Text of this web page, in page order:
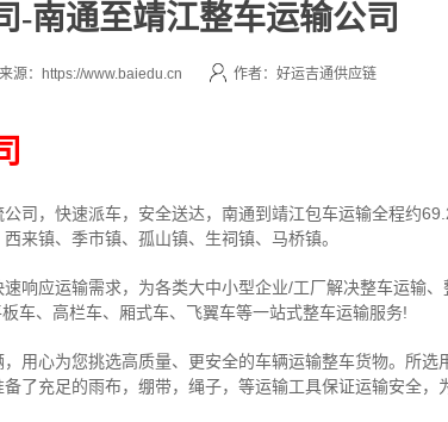
-南通至靖江整车运输公司
源：https://www.baiedu.cn 作者：好运吉通供应链
司，快速派车，安全送达，南通到靖江包车运输全程约
来镇、季市镇、孤山镇、生祠镇、马桥镇。
响应运输需求，为各类大中小型企业/工厂解决整车运输、
车、高栏车、厢式车、飞翼车等一站式整车运输服务!
用心为您挑选高质量、更安全的车辆运输整车货物。所选
了充足的雨布，绷带，绳子，等运输工具保证运输安全，